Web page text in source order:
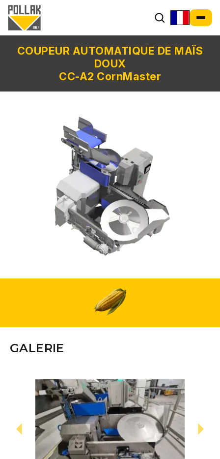
COUPEUR AUTOMATIQUE DE MAÏS
DOUX
CC-A2 CornMaster
GALERIE